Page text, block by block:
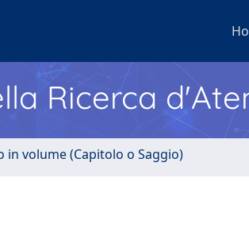
Ricerca
in volume (Capitolo o Saggio)